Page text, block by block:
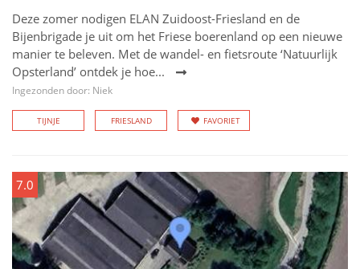
Deze zomer nodigen ELAN Zuidoost-Friesland en de
Bijenbrigade je uit om het Friese boerenland op een nieuwe
manier te beleven. Met de wandel- en fietsroute ‘Natuurlijk
Opsterland’ ontdek je hoe...
Ingezonden door: Niek
TIJNJE FRIESLAND FAVORIET
7.0